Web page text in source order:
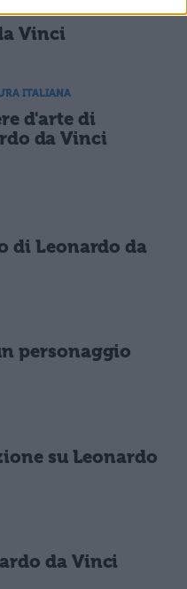
Vinci
ITALIANA
d'arte di
da Vinci
di Leonardo da
personaggio
su Leonardo
da Vinci